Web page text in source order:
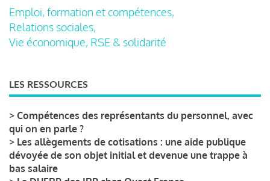
Emploi, formation et compétences,
Relations sociales,
Vie économique, RSE & solidarité
LES RESSOURCES
> Compétences des représentants du personnel, avec
qui on en parle ?
> Les allègements de cotisations : une aide publique
dévoyée de son objet initial et devenue une trappe à
bas salaire